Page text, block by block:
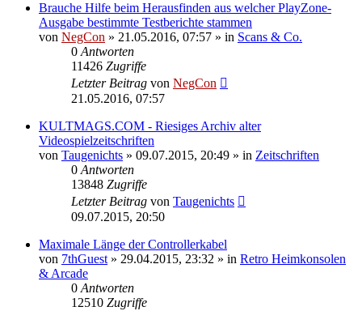
Brauche Hilfe beim Herausfinden aus welcher PlayZone-
Ausgabe bestimmte Testberichte stammen
von NegCon » 21.05.2016, 07:57 » in Scans & Co.
0Antworten
11426 Zugriffe
Letzter Beitrag von NegCon
21.05.2016, 07:57
KULTMAGS.COM - Riesiges Archiv alter
Videospielzeitschriften
von Taugenichts » 09.07.2015, 20:49 » in Zeitschriften
0Antworten
13848 Zugriffe
Letzter Beitrag von Taugenichts
09.07.2015, 20:50
Maximale Länge der Controllerkabel
von 7thGuest» 29.04.2015, 23:32 » in Retro Heimkonsolen
& Arcade
0Antworten
12510 Zugriffe